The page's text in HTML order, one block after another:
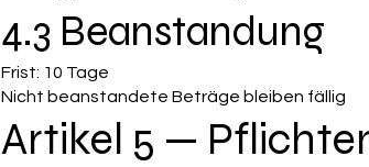
4.3 Beanstandung
Frist: 10 Tage
Nicht beanstandete Beträge bleiben fällig
Artikel 5 —